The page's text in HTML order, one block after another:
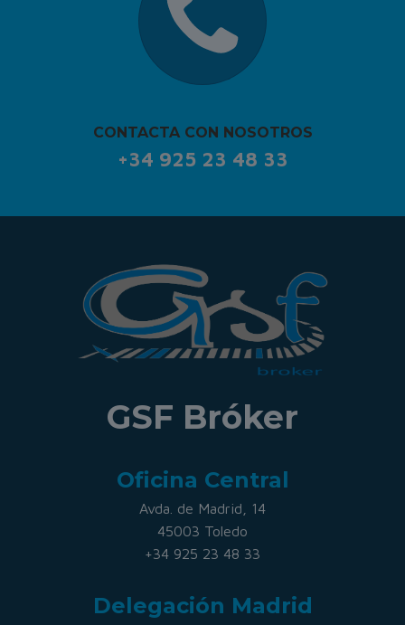
CONTACTA CON NOSOTROS
+34 925 23 48 33
GSF Bróker
Oficina Central
Avda. de Madrid, 14
45003 Toledo
+34 925 23 48 33
Delegación Madrid